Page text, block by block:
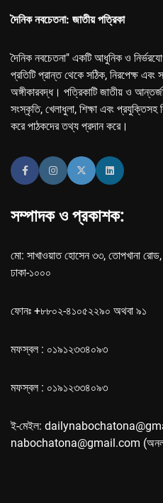
দৈনিক নবচেতনা: জাতীয় পত্রিকা
দৈনিক নবচেতনা" একটি আধুনিক ও
প্রতিটি প্রান্ত থেকে সঠিক, নিরপেক্ষ
অঙ্গীকারবদ্ধ। পত্রিকাটি জাতীয় ও
সংস্কৃতি, খেলাধুলা, শিক্ষা এবং
করে পাঠকদের তথ্য প্রদান করে।
সম্পাদক ও প্রকাশক:
মো: সাখাওয়াত হোসেন ৩৩, তোপখানা রোড,
ঢাকা-১০০০
ফোনঃ +৮৮০২-৪১০৫২২৯০ অথবা ৯১
মফস্বল : ০১৯১২৩৩৪০৯৩
মফস্বল : ০১৯১২৩৩৪০৯৩
ই-মেইল:
nabochatona@gmail.com